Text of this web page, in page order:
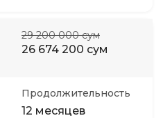
29 200 000 сум
26 674 200 сум
Продолжительность
12 месяцев